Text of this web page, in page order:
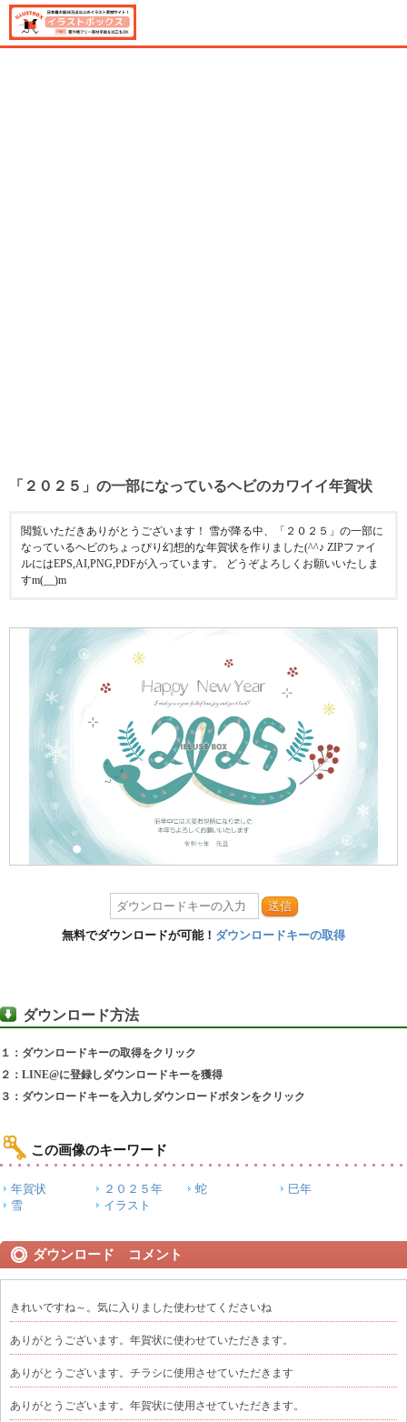
「２０２５」の一部になっているヘビのカワイイ年賀状
閲覧いただきありがとうございます！ 雪が降る中、「２０２５」の一部に
なっているヘビのちょっぴり幻想的な年賀状を作りました(^^♪ ZIPファイ
ルにはEPS,AI,PNG,PDFが入っています。 どうぞよろしくお願いいたしま
すm(__)m
送信
無料でダウンロードが可能！ ダウンロードキーの取得
ダウンロード方法
１：ダウンロードキーの取得をクリック
２：LINE@に登録しダウンロードキーを獲得
３：ダウンロードキーを入力しダウンロードボタンをクリック
この画像のキーワード
年賀状 ２０２５年 蛇
巳年
雪
イラスト
ダウンロード コメント
きれいですね～。気に入りました使わせてくださいね
ありがとうございます。年賀状に使わせていただきます。
ありがとうございます。チラシに使用させていただきます
ありがとうございます。年賀状に使用させていただきます。